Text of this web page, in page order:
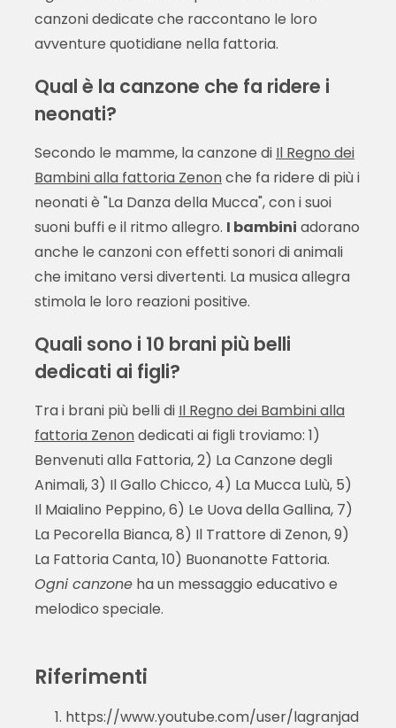
canzoni dedicate che raccontano le loro
avventure quotidiane nella fattoria.
Qual è la canzone che fa ridere i
neonati?
Secondo le mamme, la canzone di Il Regno dei
Bambini alla fattoria Zenonche fa ridere di più i
neonati è "La Danza della Mucca", con i suoi
suoni buffi e il ritmo allegro. I bambini adorano
anche le canzoni con effetti sonori di animali
che imitano versi divertenti. La musica allegra
stimola le loro reazioni positive.
Quali sono i 10 brani più belli
dedicati ai figli?
Tra i brani più belli di Il Regno dei Bambini alla
fattoria Zenondedicati ai figli troviamo: 1)
Benvenuti alla Fattoria, 2) La Canzone degli
Animali, 3) Il Gallo Chicco, 4) La Mucca Lulù, 5)
Il Maialino Peppino, 6) Le Uova della Gallina, 7)
La Pecorella Bianca, 8) Il Trattore di Zenon, 9)
La Fattoria Canta, 10) Buonanotte Fattoria.
Ogni canzoneha un messaggio educativo e
melodico speciale.
Riferimenti
https://www.youtube.com/user/lagranjad